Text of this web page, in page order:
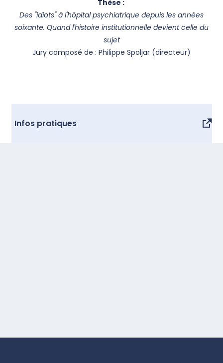
Thèse :
Des "idiots" à l'hôpital psychiatrique depuis les années
soixante. Quand l'histoire institutionnelle devient celle du
sujet
Jury composé de : Philippe Spoljar (directeur)
Infos pratiques